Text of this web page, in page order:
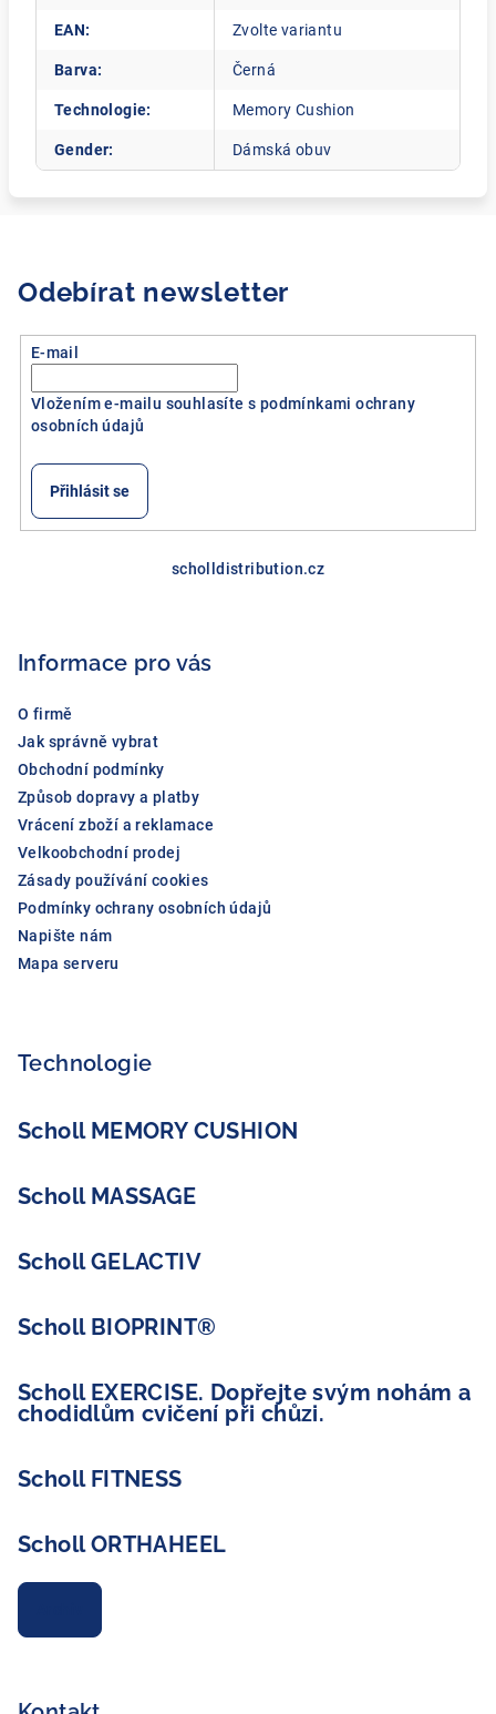
EAN: Zvolte variantu
Barva: Černá
Technologie: Memory Cushion
Gender: Dámská obuv
Odebírat newsletter
E-mail
Vložením e-mailu souhlasíte s podmínkami ochrany
osobních údajů
Přihlásit se
scholldistribution.cz
Informace pro vás
O firmě
Jak správně vybrat
Obchodní podmínky
Způsob dopravy a platby
Vrácení zboží a reklamace
Velkoobchodní prodej
Zásady používání cookies
Podmínky ochrany osobních údajů
Napište nám
Mapa serveru
Technologie
Scholl MEMORY CUSHION
Scholl MASSAGE
Scholl GELACTIV
Scholl BIOPRINT®
Scholl EXERCISE. Dopřejte svým nohám a
chodidlům cvičení při chůzi.
Scholl FITNESS
Scholl ORTHAHEEL